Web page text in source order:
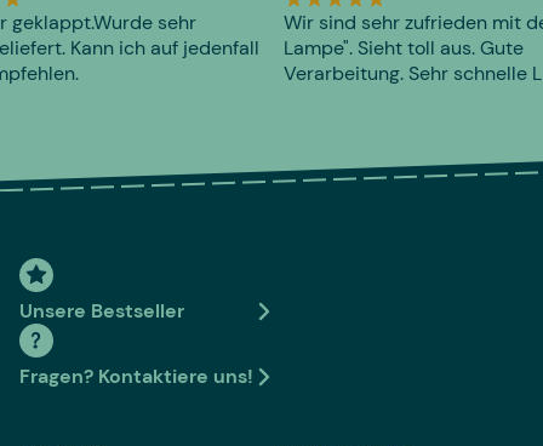
geklappt.Wurde sehr
Kann ich auf jedenfall
Wir sind sehr zufrieden mit
Lampe". Sieht toll aus. Gute
Verarbeitung. Sehr schnelle
Unsere Bestseller
Fragen? Kontaktiere uns!